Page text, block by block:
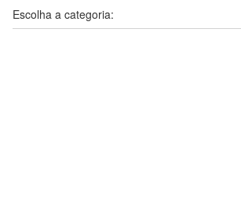
Escolha a categoria: